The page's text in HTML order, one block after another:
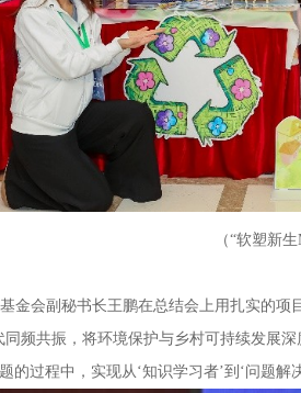
（“软塑新生
金会副秘书长王鹏在总结会上用扎实的项
同频共振，将环境保护与乡村可持续发展
的过程中，实现从‘知识学习者’到‘问题解